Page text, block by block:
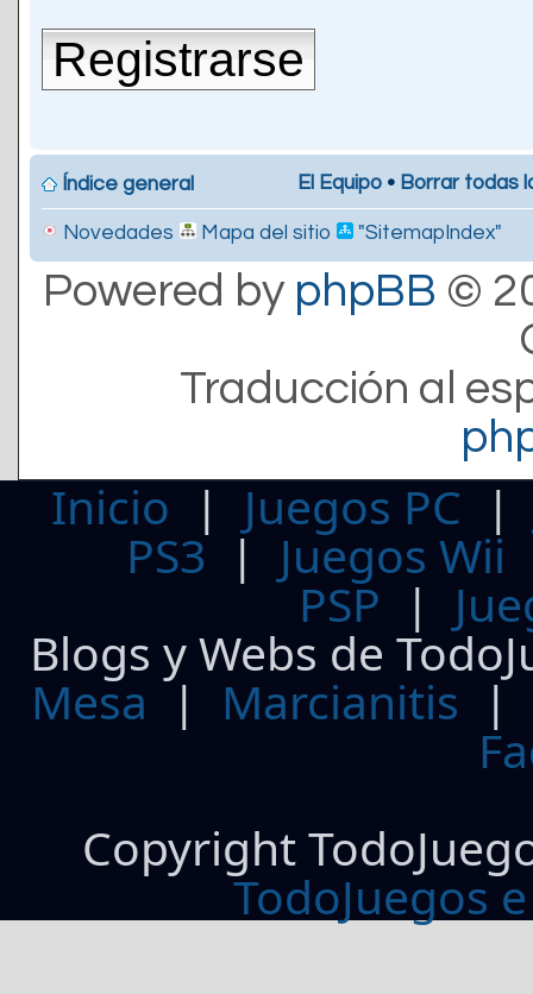
Registrarse
Índice general El Equipo • Borrar todas
Novedades Mapa del sitio "SitemapIndex"
Powered by phpBB ©
Traducción al
Inicio | Juegos PC
PS3| Juegos Wii
PSP |
Blogs y Webs de
Mesa | Marcianitis |
Copyright
TodoJuegos